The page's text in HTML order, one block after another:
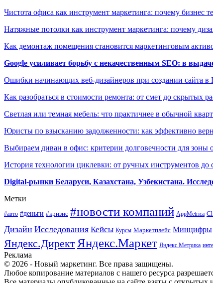
Чистота офиса как инструмент маркетинга: почему бизнес
Натяжные потолки как инструмент маркетинга: почему
Как демонтаж помещения становится маркетинговым
Google усиливает борьбу с некачественным SEO: в
Ошибки начинающих веб-дизайнеров при создании сайта в
Как разобраться в стоимости ремонта: от смет до скрытых
Светлая или темная мебель: что практичнее в обычной
Юристы по взысканию задолженности: как эффективно
Выбираем диван в офис: критерии долговечности для
История технологии циклевки: от ручных инструментов
Digital-рынки Беларуси, Казахстана, Узбекистана.
Метки
#авто #деньги #кризис #новости компаний AppMetrica
Дизайн Исследования Кейсы Курсы Маркетплейс Минцифры
Яндекс.ДиректЯндекс.Маркет Яндекс.Метрика
Реклама
© 2026 - Новый маркетинг. Все права защищены.
Любое копирование материалов с нашего ресурса